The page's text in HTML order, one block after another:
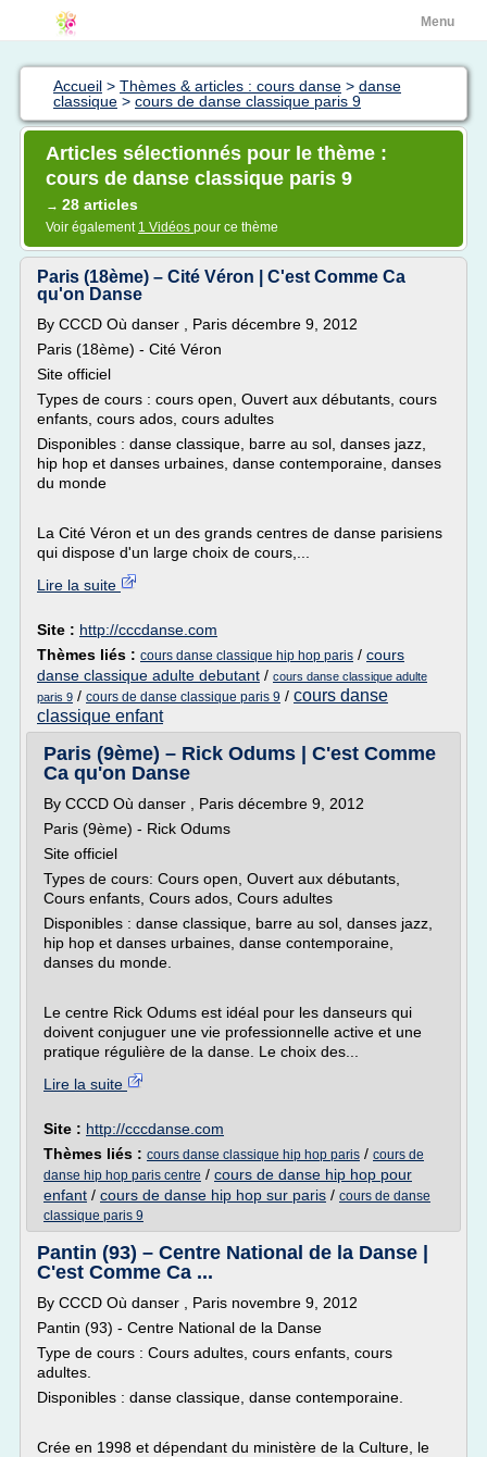
Menu
Accueil > Thèmes & articles : cours danse > danse
classique > cours de danse classique paris 9
Articles sélectionnés pour le thème :
cours de danse classique paris 9
→ 28 articles
Voir également 1 Vidéos pour ce thème
Paris (18ème) – Cité Véron | C'est Comme Ca
qu'on Danse
By CCCD Où danser , Paris décembre 9, 2012
Paris (18ème) - Cité Véron
Site officiel
Types de cours : cours open, Ouvert aux débutants, cours
enfants, cours ados, cours adultes
Disponibles : danse classique, barre au sol, danses jazz,
hip hop et danses urbaines, danse contemporaine, danses
du monde
La Cité Véron et un des grands centres de danse parisiens
qui dispose d'un large choix de cours,...
Lire la suite
Site : http://cccdanse.com
Thèmes liés : cours danse classique hip hop paris / cours
danse classique adulte debutant / cours danse classique adulte
paris 9 / cours de danse classique paris 9 / cours danse
classique enfant
Paris (9ème) – Rick Odums | C'est Comme
Ca qu'on Danse
By CCCD Où danser , Paris décembre 9, 2012
Paris (9ème) - Rick Odums
Site officiel
Types de cours: Cours open, Ouvert aux débutants,
Cours enfants, Cours ados, Cours adultes
Disponibles : danse classique, barre au sol, danses jazz,
hip hop et danses urbaines, danse contemporaine,
danses du monde.
Le centre Rick Odums est idéal pour les danseurs qui
doivent conjuguer une vie professionnelle active et une
pratique régulière de la danse. Le choix des...
Lire la suite
Site : http://cccdanse.com
Thèmes liés : cours danse classique hip hop paris / cours de
danse hip hop paris centre / cours de danse hip hop pour
enfant / cours de danse hip hop sur paris / cours de danse
classique paris 9
Pantin (93) – Centre National de la Danse |
C'est Comme Ca ...
By CCCD Où danser , Paris novembre 9, 2012
Pantin (93) - Centre National de la Danse
Type de cours : Cours adultes, cours enfants, cours
adultes.
Disponibles : danse classique, danse contemporaine.
Crée en 1998 et dépendant du ministère de la Culture, le